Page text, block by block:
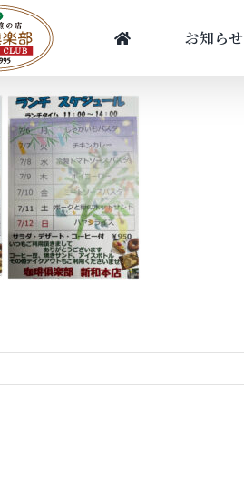
お知らせ